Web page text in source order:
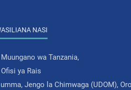
NASI
wa Tanzania,
Ofisi ya Rais
Jengo la Chimwaga (UDOM),